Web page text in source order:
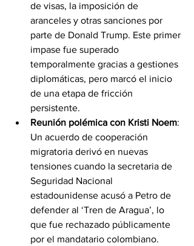
de visas, la imposición de
aranceles y otras sanciones por
parte de Donald Trump. Este primer
impase fue superado
temporalmente gracias a gestiones
diplomáticas, pero marcó el inicio
de una etapa de fricción
persistente.
Reunión polémica con Kristi Noem:
Un acuerdo de cooperación
migratoria derivó en nuevas
tensiones cuando la secretaria de
Seguridad Nacional
estadounidense acusó a Petro de
defender al ‘Tren de Aragua’, lo
que fue rechazado públicamente
por el mandatario colombiano.